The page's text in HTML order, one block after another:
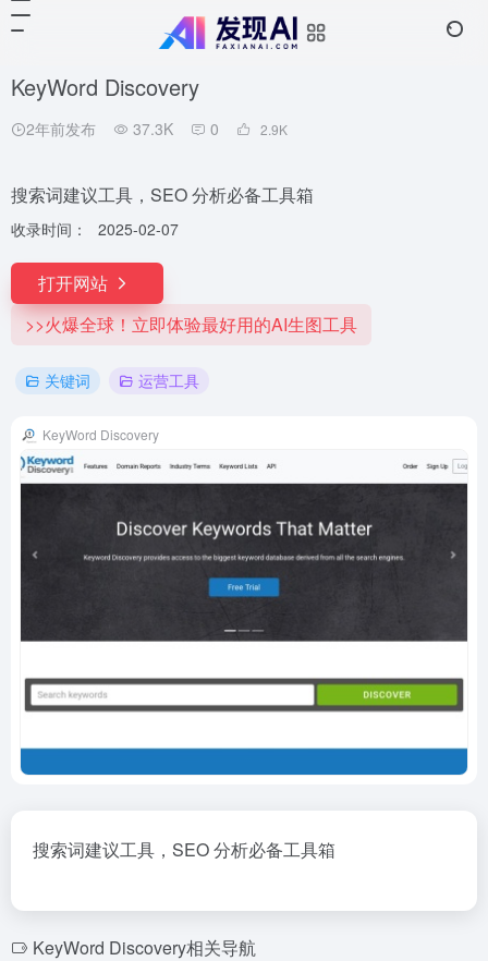
KeyWord Discovery
2年前发布 37.3K 0 2.9K
搜索词建议工具，SEO 分析必备工具箱
收录时间： 2025-02-07
打开网站
>>火爆全球！立即体验最好用的AI生图工具
关键词 运营工具
KeyWord Discovery
搜索词建议工具，SEO 分析必备工具箱
KeyWord Discovery相关导航